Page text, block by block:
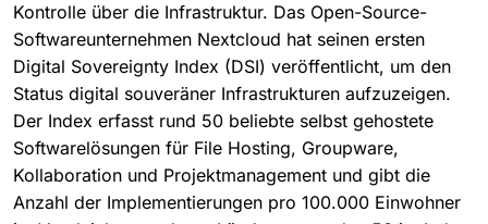
Kontrolle über die Infrastruktur. Das Open-Source-
Softwareunternehmen Nextcloud hat seinen ersten
Digital Sovereignty Index (DSI) veröffentlicht, um den
Status digital souveräner Infrastrukturen aufzuzeigen.
Der Index erfasst rund 50 beliebte selbst gehostete
Softwarelösungen für File Hosting, Groupware,
Kollaboration und Projektmanagement und gibt die
Anzahl der Implementierungen pro 100.000 Einwohner